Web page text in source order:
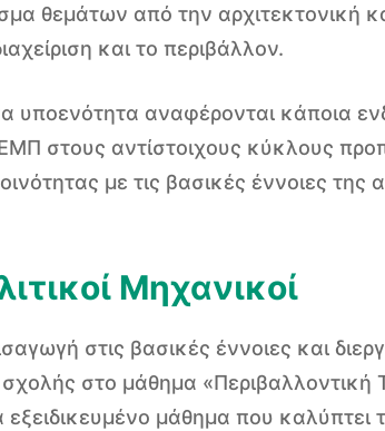
θεμάτων από την αρχιτεκτονική
και το περιβάλλον.
υποενότητα αναφέρονται κάποια
στους αντίστοιχους κύκλους
με τις βασικές έννοιες
Μηχανικοί
στις βασικές έννοιες και
στο μάθημα «Περιβαλλοντική
εξειδικευμένο μάθημα που